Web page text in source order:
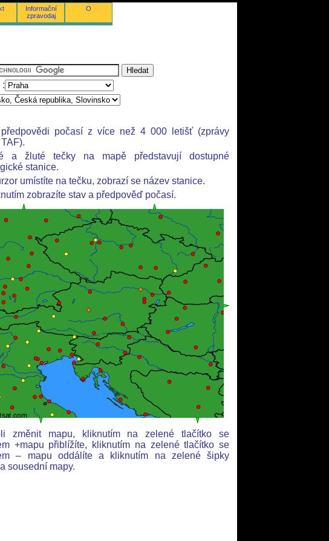
Informační
zpravodaj
O
:
počasí z více než 4 000 letišť (zprávy
a žluté tečky na mapě představují dostupné
stanice.
umístíte na tečku, zobrazí se název stanice.
zobrazíte stav a předpověď počasí.
li změnit mapu, kliknutím na zelené tlačítko se
+mapu přiblížíte, kliknutím na zelené tlačítko se
– mapu oddálíte a kliknutím na zelené šipky
sousední mapy.